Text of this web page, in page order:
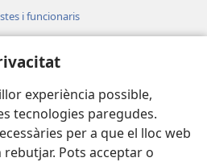
experiència possible,
tecnologies paregudes.
per a que el lloc web
Pots acceptar o
i funcionaris